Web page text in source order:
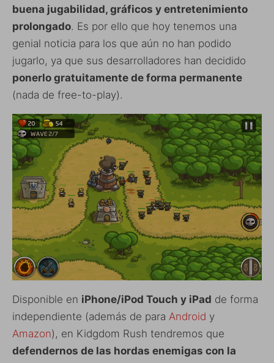
buena jugabilidad, gráficos y entretenimiento
prolongado. Es por ello que hoy tenemos una
genial noticia para los que aún no han podido
jugarlo, ya que sus desarrolladores han decidido
ponerlo gratuitamente de forma permanente
(nada de free-to-play).
Disponible en iPhone/iPod Touch y iPad de forma
independiente (además de para Android y
Amazon), en Kidgdom Rush tendremos que
defendernos de las hordas enemigas con la